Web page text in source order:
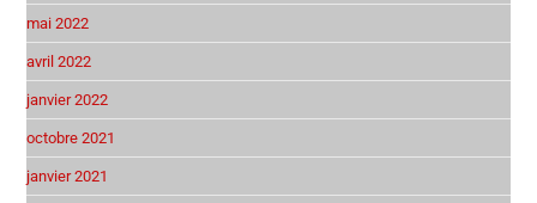
mai 2022
avril 2022
janvier 2022
octobre 2021
janvier 2021